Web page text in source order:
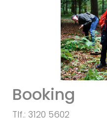
Booking
Tlf.: 3120 5602